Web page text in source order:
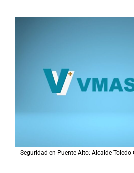
Seguridad en Puente Alto: Alcalde